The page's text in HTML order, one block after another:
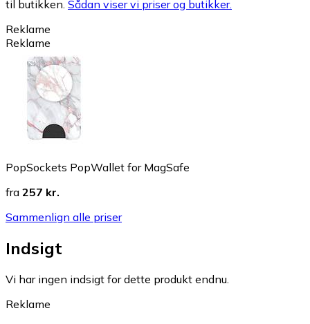
til butikken. Sådan viser vi priser og butikker.
Reklame
Reklame
PopSockets PopWallet for MagSafe
fra 257 kr.
Sammenlign alle priser
Indsigt
Vi har ingen indsigt for dette produkt endnu.
Reklame